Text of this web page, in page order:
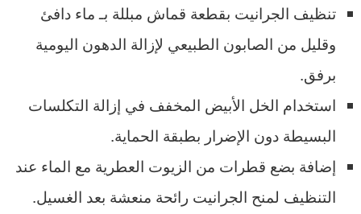
تنظيف الجرانيت بقطعة قماش مبللة بـ ماء دافئ
وقليل من الصابون الطبيعي لإزالة الدهون اليومية
برفق.
استخدام الخل الأبيض المخفف في إزالة التكلسات
البسيطة دون الإضرار بطبقة الحماية.
إضافة بضع قطرات من الزيوت العطرية مع الماء عند
التنظيف لمنح الجرانيت رائحة منعشة بعد الغسيل.